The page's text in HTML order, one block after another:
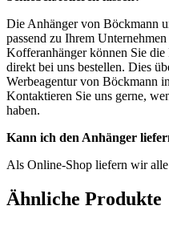
Die Anhänger von Böckmann
passend zu Ihrem
Kofferanhänger können Sie
direkt bei uns bestellen. Dies
Werbeagentur von Böckmann
Kontaktieren Sie uns gerne,
haben.
Kann ich den Anhänger
Als Online-Shop liefern wir
Ähnliche Produkte